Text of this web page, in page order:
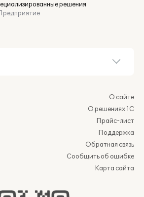
решения
О сайте
О решениях 1С
Прайс-лист
Поддержка
Обратная связь
Сообщить об ошибке
Карта сайта